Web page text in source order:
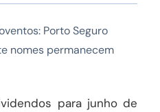
Porto Seguro
nomes permanecem
para junho de